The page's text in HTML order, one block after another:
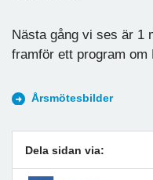
Nästa gång vi ses är 1
framför ett program om
Årsmötesbilder
Dela sidan via: